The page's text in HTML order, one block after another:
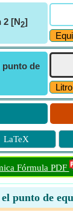
2 [N2]
punto de
LaTeX
Fórmula PDF
punto de